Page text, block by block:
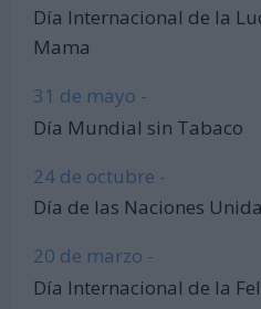
Día Internacional de la
Mama
31 de mayo -
Día Mundial sin Tabaco
24 de octubre -
Día de las Naciones
20 de marzo -
Día Internacional de la